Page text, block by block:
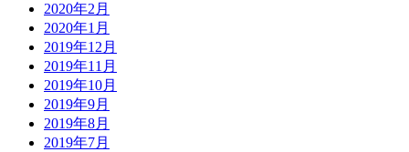
2020年2月
2020年1月
2019年12月
2019年11月
2019年10月
2019年9月
2019年8月
2019年7月